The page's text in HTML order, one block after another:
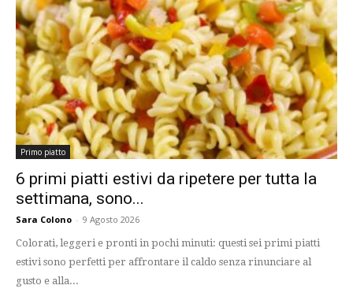
Primo piatto
6 primi piatti estivi da ripetere per tutta la
settimana, sono...
Sara Colono - 9 Agosto 2026
Colorati, leggeri e pronti in pochi minuti: questi sei primi piatti
estivi sono perfetti per affrontare il caldo senza rinunciare al
gusto e alla...